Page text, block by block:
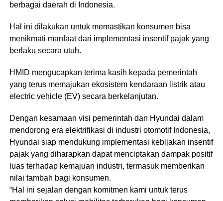
berbagai daerah di Indonesia.
Hal ini dilakukan untuk memastikan konsumen bisa
menikmati manfaat dari implementasi insentif pajak yang
berlaku secara utuh.
HMID mengucapkan terima kasih kepada pemerintah
yang terus memajukan ekosistem kendaraan listrik atau
electric vehicle (EV) secara berkelanjutan.
Dengan kesamaan visi pemerintah dan Hyundai dalam
mendorong era elektrifikasi di industri otomotif Indonesia,
Hyundai siap mendukung implementasi kebijakan insentif
pajak yang diharapkan dapat menciptakan dampak positif
luas terhadap kemajuan industri, termasuk memberikan
nilai tambah bagi konsumen.
“Hal ini sejalan dengan komitmen kami untuk terus